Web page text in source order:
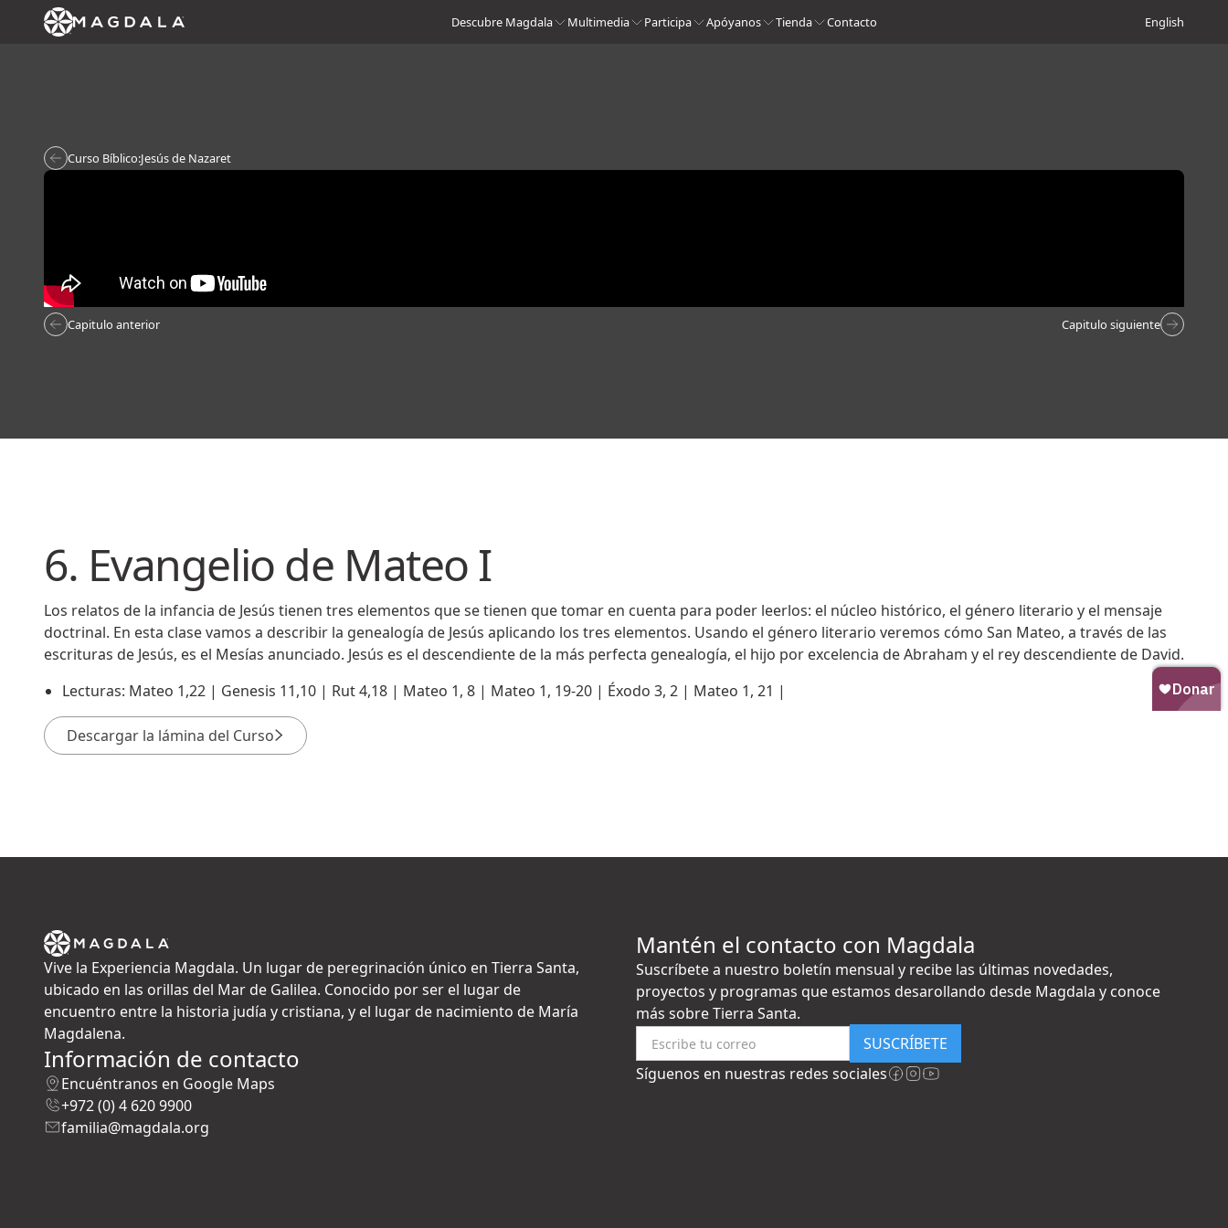
Descubre Magdala Multimedia Participa Apóyanos Tienda Contacto English
Curso Bíblico:Jesús de Nazaret
Capitulo anterior Capitulo siguiente
6. Evangelio de Mateo I
Los relatos de la infancia de Jesús tienen tres elementos que se tienen que tomar en cuenta para poder leerlos: el núcleo histórico, el género literario y el mensaje
doctrinal. En esta clase vamos a describir la genealogía de Jesús aplicando los tres elementos. Usando el género literario veremos cómo San Mateo, a través de las
escrituras de Jesús, es el Mesías anunciado. Jesús es el descendiente de la más perfecta genealogía, el hijo por excelencia de Abraham y el rey descendiente de David.
Lecturas: Mateo 1,22 | Genesis 11,10 | Rut 4,18 | Mateo 1, 8 | Mateo 1, 19-20 | Éxodo 3, 2 | Mateo 1, 21 |
Descargar la lámina del Curso
Vive la Experiencia Magdala. Un lugar de peregrinación único en Tierra Santa,
ubicado en las orillas del Mar de Galilea. Conocido por ser el lugar de
encuentro entre la historia judía y cristiana, y el lugar de nacimiento de María
Magdalena.
Información de contacto
Encuéntranos en Google Maps
+972 (0) 4 620 9900
familia@magdala.org
Mantén el contacto con Magdala
Suscríbete a nuestro boletín mensual y recibe las últimas novedades,
proyectos y programas que estamos desarollando desde Magdala y conoce
más sobre Tierra Santa.
SUSCRÍBETE
Síguenos en nuestras redes sociales